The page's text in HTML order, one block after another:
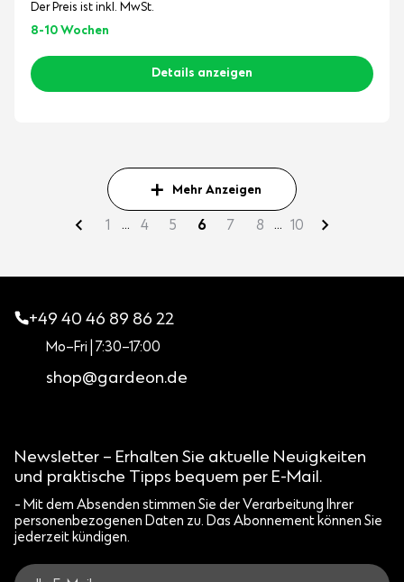
Der Preis ist inkl. MwSt.
8-10 Wochen
Details anzeigen
1 ... 4 5 6 7 8 ... 10
Mehr Anzeigen
+49 40 46 89 86 22
Mo–Fri | 7:30–17:00
shop@gardeon.de
Newsletter – Erhalten Sie aktuelle Neuigkeiten
und praktische Tipps bequem per E-Mail.
- Mit dem Absenden stimmen Sie der Verarbeitung Ihrer
personenbezogenen Daten zu. Das Abonnement können Sie
jederzeit kündigen.